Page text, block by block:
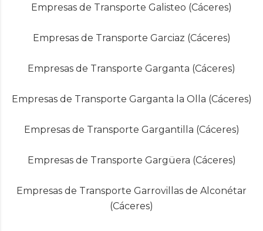
Empresas de Transporte Galisteo (Cáceres)
Empresas de Transporte Garciaz (Cáceres)
Empresas de Transporte Garganta (Cáceres)
Empresas de Transporte Garganta la Olla (Cáceres)
Empresas de Transporte Gargantilla (Cáceres)
Empresas de Transporte Gargüera (Cáceres)
Empresas de Transporte Garrovillas de Alconétar
(Cáceres)